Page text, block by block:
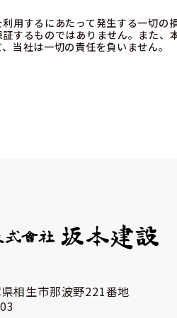
用するにあたって発生する一切
するものではありません。また
当社は一切の責任を負いません。
相生市那波野221番地